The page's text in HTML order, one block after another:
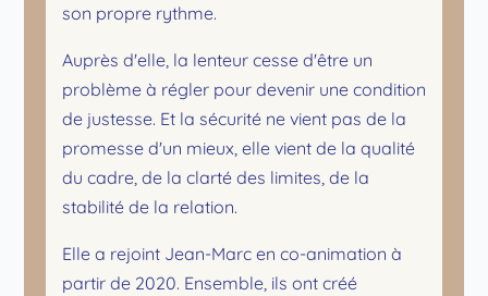
son propre rythme.
Auprès d'elle, la lenteur cesse d'être un
problème à régler pour devenir une condition
de justesse. Et la sécurité ne vient pas de la
promesse d'un mieux, elle vient de la qualité
du cadre, de la clarté des limites, de la
stabilité de la relation.
Elle a rejoint Jean-Marc en co-animation à
partir de 2020. Ensemble, ils ont créé